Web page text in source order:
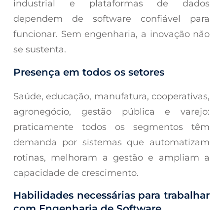
industrial e plataformas de dados
dependem de software confiável para
funcionar. Sem engenharia, a inovação não
se sustenta.
Presença em todos os setores
Saúde, educação, manufatura, cooperativas,
agronegócio, gestão pública e varejo:
praticamente todos os segmentos têm
demanda por sistemas que automatizam
rotinas, melhoram a gestão e ampliam a
capacidade de crescimento.
Habilidades necessárias para trabalhar